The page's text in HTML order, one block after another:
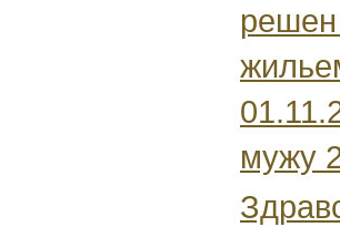
мужу